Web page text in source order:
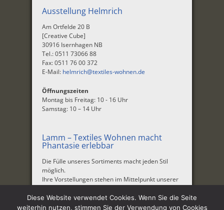
Ausstellung Helmrich
Am Ortfelde 20 B
[Creative Cube]
30916 Isernhagen NB
Tel.: 0511 73066 88
Fax: 0511 76 00 372
E-Mail: helmrich@textiles-wohnen.de
Öffnungszeiten
Montag bis Freitag: 10 - 16 Uhr
Samstag: 10 – 14 Uhr
Lamm – Textiles Wohnen macht
Phantasie erlebbar
Die Fülle unseres Sortiments macht jeden Stil
möglich.
Ihre Vorstellungen stehen im Mittelpunkt unserer
Unternehmen|Aktuelles |Produkte|Service|
Diese Website verwendet Cookies. Wenn Sie die Seite
weiterhin nutzen, stimmen Sie der Verwendung von Cookies